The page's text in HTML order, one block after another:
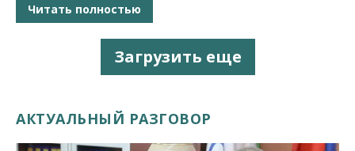
Читать полностью
Загрузить еще
АКТУАЛЬНЫЙ РАЗГОВОР